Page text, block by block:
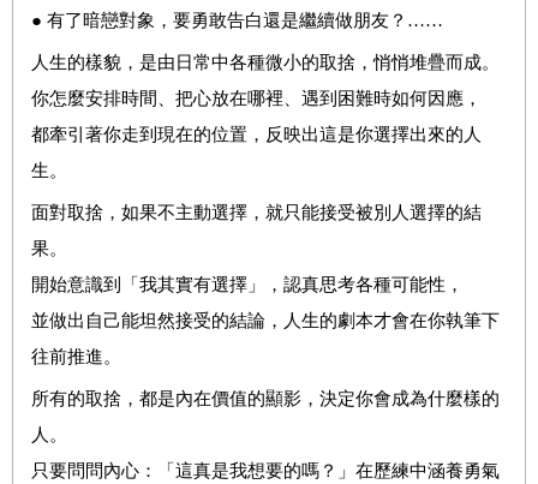
● 有了暗戀對象，要勇敢告白還是繼續做朋友？……
人生的樣貌，是由日常中各種微小的取捨，悄悄堆疊而成。
你怎麼安排時間、把心放在哪裡、遇到困難時如何因應，
都牽引著你走到現在的位置，反映出這是你選擇出來的人
生。
面對取捨，如果不主動選擇，就只能接受被別人選擇的結
果。
開始意識到「我其實有選擇」，認真思考各種可能性，
並做出自己能坦然接受的結論，人生的劇本才會在你執筆下
往前推進。
所有的取捨，都是內在價值的顯影，決定你會成為什麼樣的
人。
只要問問內心：「這真是我想要的嗎？」在歷練中涵養勇氣